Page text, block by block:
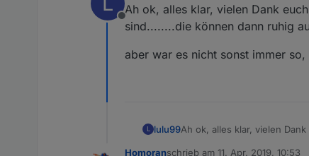
Offline
Ah ok, alles klar, vielen Dank
sind........die können dann ruhig
aber war es nicht sonst immer
L lulu99Ah ok, alles klar, vielen
Homoranschrieb am 11. Apr. 2019, 10:53